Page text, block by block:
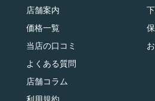
店舗案内
価格一覧
当店の口コミ
よくある質問
店舗コラム